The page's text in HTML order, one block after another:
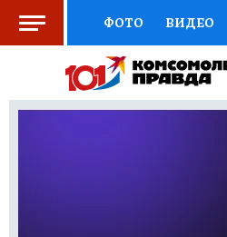
ФОТО ВИДЕО
СОЦПОДДЕРЖКА
ВЫБОР